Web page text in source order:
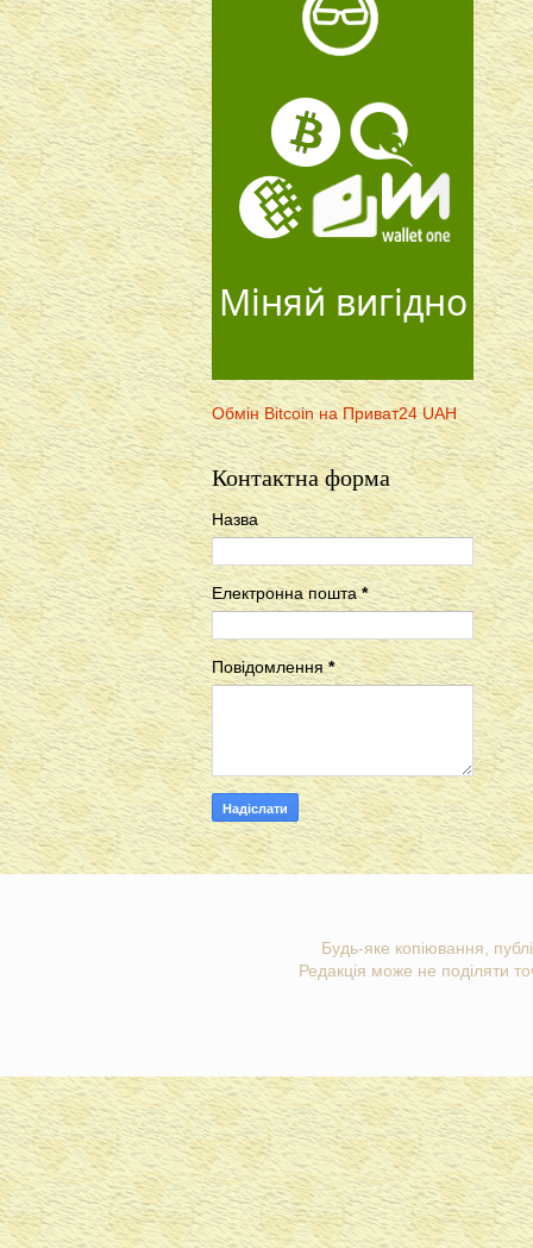
Міняй вигідно
Обмін Bitcoin на Приват24 UAH
Контактна форма
Назва
Електронна пошта*
Повідомлення*
Будь-яке копіювання,
Редакція може не поділяти